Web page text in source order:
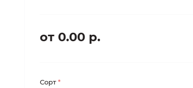
от 0.00 р.
Сорт*